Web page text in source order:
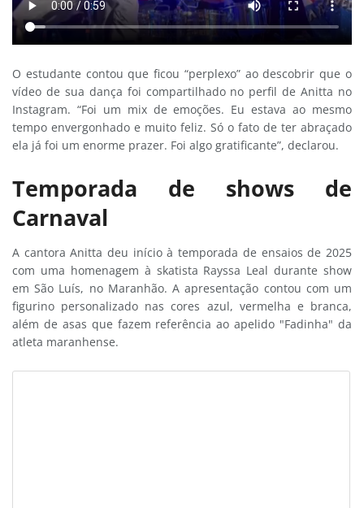
O estudante contou que ficou “perplexo” ao descobrir que o
vídeo de sua dança foi compartilhado no perfil de Anitta no
Instagram. “Foi um mix de emoções. Eu estava ao mesmo
tempo envergonhado e muito feliz. Só o fato de ter abraçado
ela já foi um enorme prazer. Foi algo gratificante”, declarou.
Temporada de shows de
Carnaval
A cantora Anitta deu início à temporada de ensaios de 2025
com uma homenagem à skatista Rayssa Leal durante show
em São Luís, no Maranhão. A apresentação contou com um
figurino personalizado nas cores azul, vermelha e branca,
além de asas que fazem referência ao apelido "Fadinha" da
atleta maranhense.